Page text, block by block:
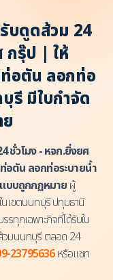
บดูดส้วม 24
กรุ๊ป | ให้
อตัน ลอกท่อ
รี มีใบกำจัด
ชั่วโมง - หจก.ยิ่งยศ
อตัน ลอกท่อระบายน้ำ
บบถูกกฏหมาย ผู้
เขตนนทบุรี ปทุมธานี
ทุกเฉพาะกิจที่ได้รับใบ
วมนนทบุรี ตลอด 24
23795636หรือแชท